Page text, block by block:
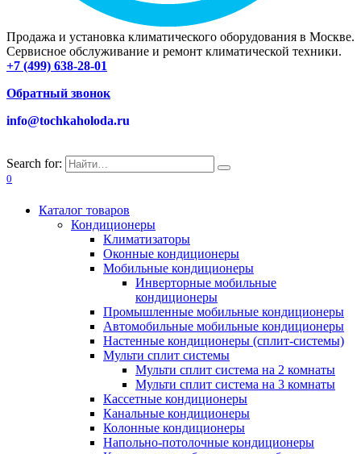
Продажа и установка климатического оборудования в Москве.
Сервисное обслуживание и ремонт климатической техники.
+7 (499) 638-28-01
Обратный звонок
info@tochkaholoda.ru
Search for:
0
Каталог товаров
Кондиционеры
Климатизаторы
Оконные кондиционеры
Мобильные кондиционеры
Инверторные мобильные
кондиционеры
Промышленные мобильные кондиционеры
Автомобильные мобильные кондиционеры
Настенные кондиционеры (сплит-системы)
Мульти сплит системы
Мульти сплит система на 2 комнаты
Мульти сплит система на 3 комнаты
Кассетные кондиционеры
Канальные кондиционеры
Колонные кондиционеры
Напольно-потолочные кондиционеры